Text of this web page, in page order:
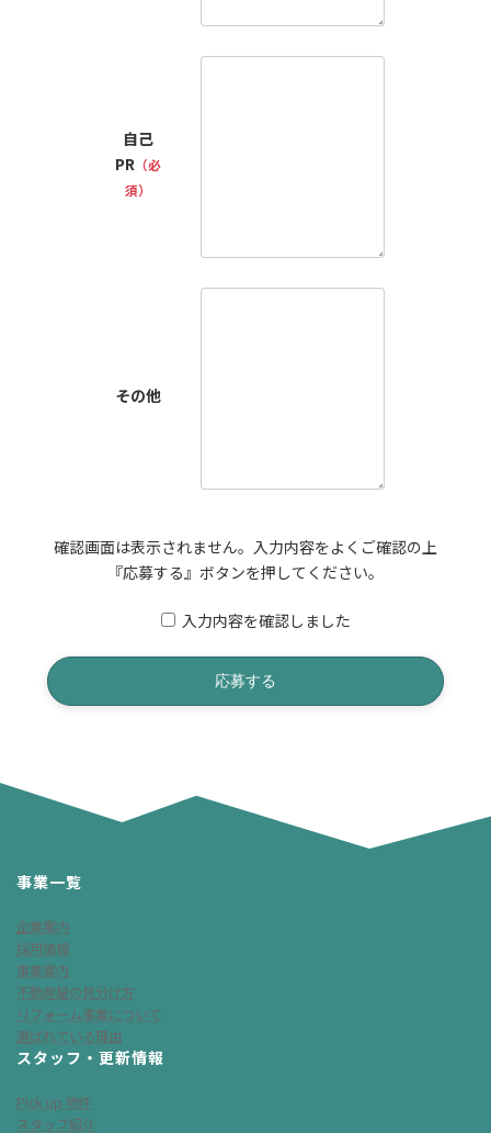
自己
PR （必
須）
その他
確認画面は表示されません。入力内容をよくご確認の上
『応募する』ボタンを押してください。
入力内容を確認しました
事業一覧
企業案内
採用情報
事業案内
不動産屋の見分け方
リフォーム事業について
選ばれている理由
スタッフ・更新情報
Pick up 物件
スタッフ紹介